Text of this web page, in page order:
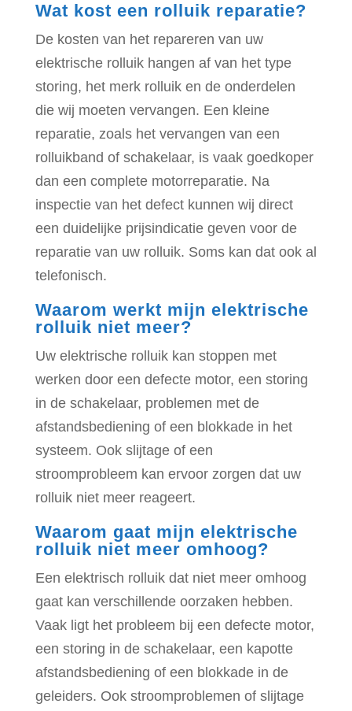
Wat kost een rolluik reparatie?
De kosten van het repareren van uw
elektrische rolluik hangen af van het type
storing, het merk rolluik en de onderdelen
die wij moeten vervangen. Een kleine
reparatie, zoals het vervangen van een
rolluikband of schakelaar, is vaak goedkoper
dan een complete motorreparatie. Na
inspectie van het defect kunnen wij direct
een duidelijke prijsindicatie geven voor de
reparatie van uw rolluik. Soms kan dat ook al
telefonisch.
Waarom werkt mijn elektrische
rolluik niet meer?
Uw elektrische rolluik kan stoppen met
werken door een defecte motor, een storing
in de schakelaar, problemen met de
afstandsbediening of een blokkade in het
systeem. Ook slijtage of een
stroomprobleem kan ervoor zorgen dat uw
rolluik niet meer reageert.
Waarom gaat mijn elektrische
rolluik niet meer omhoog?
Een elektrisch rolluik dat niet meer omhoog
gaat kan verschillende oorzaken hebben.
Vaak ligt het probleem bij een defecte motor,
een storing in de schakelaar, een kapotte
afstandsbediening of een blokkade in de
geleiders. Ook stroomproblemen of slijtage